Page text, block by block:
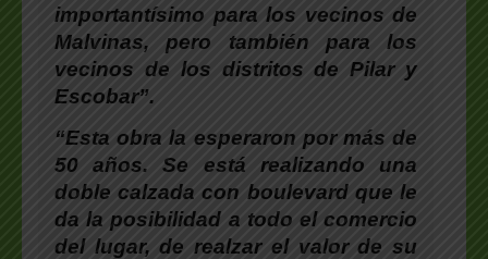
importantísimo para los vecinos de
Malvinas, pero también para los
vecinos de los distritos de Pilar y
Escobar”.
“Esta obra la esperaron por más de
50 años. Se está realizando una
doble calzada con boulevard que le
da la posibilidad a todo el comercio
del lugar, de realzar el valor de su